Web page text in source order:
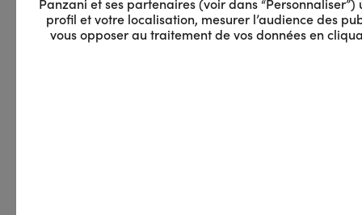
Panzani et ses partenaires (voir dans
profil et votre localisation, mesurer l’audience des
vous opposer au traitement de vos données en